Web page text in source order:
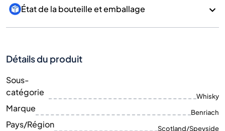
État de la bouteille et emballage
Détails du produit
Sous-
catégorie
Whisky
Marque Benriach
Pays/Région Scotland/Speyside